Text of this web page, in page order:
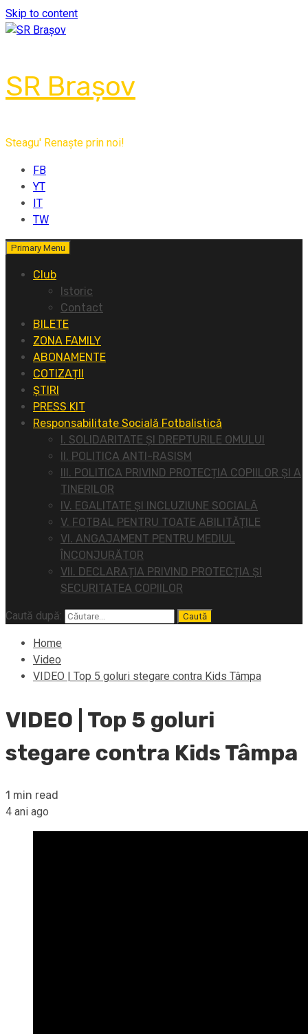
Skip to content
SR Brașov
Steagu' Renaște prin noi!
FB
YT
IT
TW
Primary Menu
Club
Istoric
Contact
BILETE
ZONA FAMILY
ABONAMENTE
COTIZAȚII
ȘTIRI
PRESS KIT
Responsabilitate Socială Fotbalistică
I. SOLIDARITATE ȘI DREPTURILE OMULUI
II. POLITICA ANTI-RASISM
III. POLITICA PRIVIND PROTECȚIA COPIILOR ȘI A
TINERILOR
IV. EGALITATE ȘI INCLUZIUNE SOCIALĂ
V. FOTBAL PENTRU TOATE ABILITĂȚILE
VI. ANGAJAMENT PENTRU MEDIUL
ÎNCONJURĂTOR
VII. DECLARAȚIA PRIVIND PROTECȚIA ȘI
SECURITATEA COPIILOR
Caută după:
Home
Video
VIDEO | Top 5 goluri stegare contra Kids Tâmpa
VIDEO | Top 5 goluri
stegare contra Kids Tâmpa
1 min read
4 ani ago